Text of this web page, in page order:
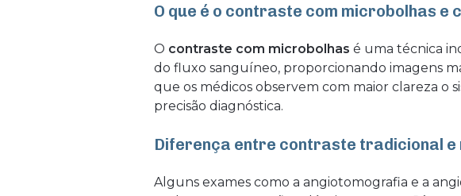
O que é o contraste com microbolhas e
O contraste com microbolhas é uma técnica
do fluxo sanguíneo, proporcionando imagens
que os médicos observem com maior clareza o
precisão diagnóstica.
Diferença entre contraste tradicional e
Alguns exames como a angiotomografia e a